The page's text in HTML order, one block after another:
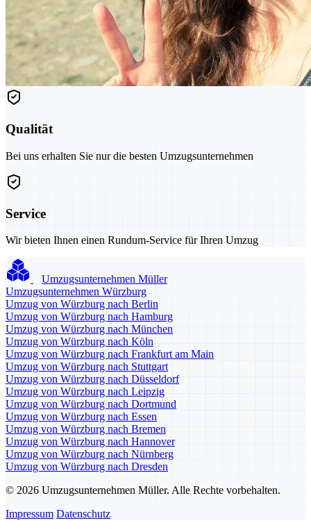
Qualität
Bei uns erhalten Sie nur die besten Umzugsunternehmen
Service
Wir bieten Ihnen einen Rundum-Service für Ihren Umzug
Umzugsunternehmen Müller
Umzugsunternehmen Würzburg
Umzug von Würzburg nach Berlin
Umzug von Würzburg nach Hamburg
Umzug von Würzburg nach München
Umzug von Würzburg nach Köln
Umzug von Würzburg nach Frankfurt am Main
Umzug von Würzburg nach Stuttgart
Umzug von Würzburg nach Düsseldorf
Umzug von Würzburg nach Leipzig
Umzug von Würzburg nach Dortmund
Umzug von Würzburg nach Essen
Umzug von Würzburg nach Bremen
Umzug von Würzburg nach Hannover
Umzug von Würzburg nach Nürnberg
Umzug von Würzburg nach Dresden
© 2026 Umzugsunternehmen Müller. Alle Rechte vorbehalten.
Impressum Datenschutz